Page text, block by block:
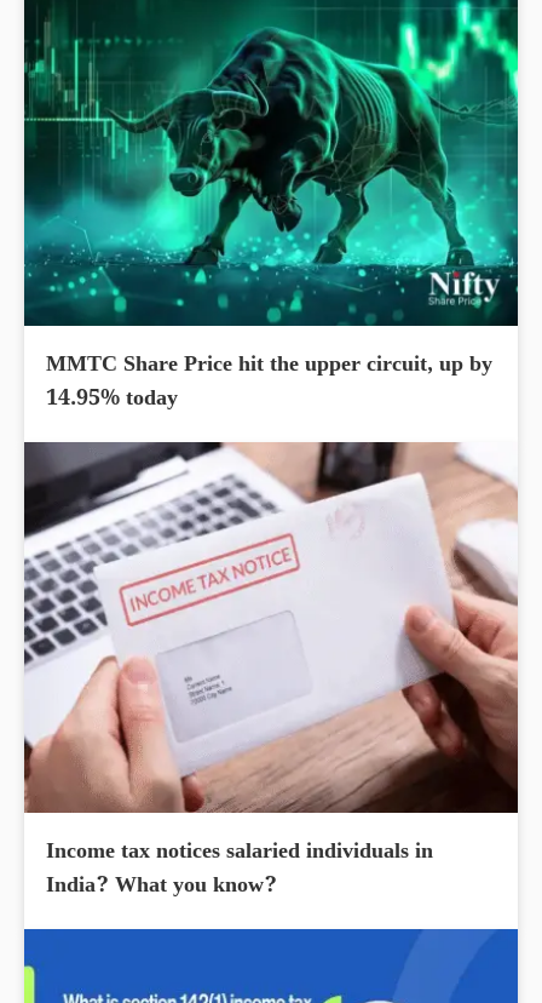
MMTC Share Price hit the upper circuit, up by
14.95% today
Income tax notices salaried individuals in
India? What you know?